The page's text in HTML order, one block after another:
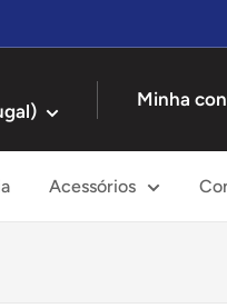
Minha
Acessórios